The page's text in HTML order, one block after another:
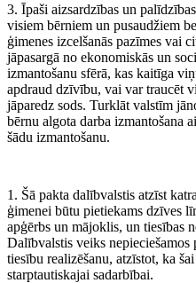
3. Īpaši aizsardzības un
visiem bērniem un pusaudžiem
ģimenes izcelšanās pazīmes vai
jāpasargā no ekonomiskās un
izmantošanu sfērā, kas kaitīga
apdraud dzīvību, vai var traucēt
jāparedz sods. Turklāt valstīm
bērnu algota darba izmantošana
šādu izmantošanu.
1. Šā pakta dalībvalstis atzīst
ģimenei būtu pietiekams dzīves
apģērbs un mājoklis, un tiesības
Dalībvalstis veiks nepieciešamos
tiesību realizēšanu, atzīstot, ka
starptautiskajai sadarbībai.